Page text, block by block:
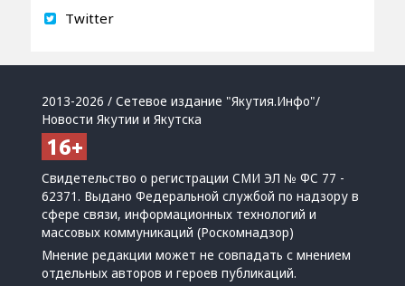
Twitter
2013-2026 / Сетевое издание "Якутия.Инфо"/
Новости Якутии и Якутска
Свидетельство о регистрации СМИ ЭЛ № ФС 77 -
62371. Выдано Федеральной службой по надзору в
сфере связи, информационных технологий и
массовых коммуникаций (Роскомнадзор)
Мнение редакции может не совпадать с мнением
отдельных авторов и героев публикаций.